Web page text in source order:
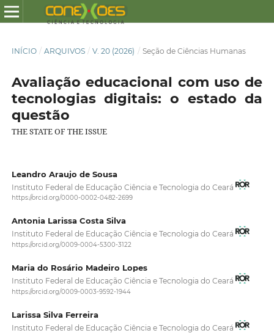
INÍCIO / ARQUIVOS / V. 20 (2026) / Seção de Ciências Humanas
Avaliação educacional com uso de
tecnologias digitais: o estado da
questão
THE STATE OF THE ISSUE
Leandro Araujo de Sousa
Instituto Federal de Educação Ciência e Tecnologia do Ceará
https://orcid.org/0000-0002-0482-2699
Antonia Larissa Costa Silva
Instituto Federal de Educação Ciência e Tecnologia do Ceará
https://orcid.org/0009-0004-5300-3122
Maria do Rosário Madeiro Lopes
Instituto Federal de Educação Ciência e Tecnologia do Ceará
https://orcid.org/0009-0003-9592-1944
Larissa Silva Ferreira
Instituto Federal de Educação Ciência e Tecnologia do Ceará